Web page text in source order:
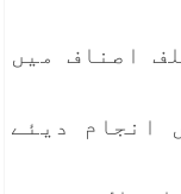
اصناف میں
انجام دیئے